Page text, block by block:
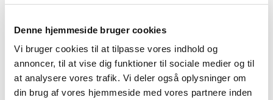
Denne hjemmeside bruger cookies
Vi bruger cookies til at tilpasse vores indhold og
annoncer, til at vise dig funktioner til sociale medier og til
at analysere vores trafik. Vi deler også oplysninger om
din brug af vores hjemmeside med vores partnere inden
2025 (158)
2024 (224)
2022 (197)
2021 (516)
2020 (263)